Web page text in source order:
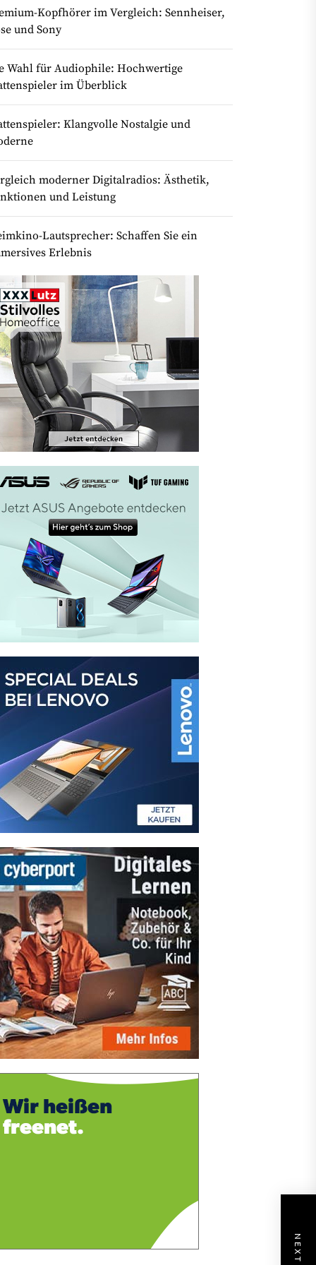
Kopfhörer im Vergleich: Sennheiser,
und Sony
Wahl für Audiophile: Hochwertige
im Überblick
Klangvolle Nostalgie und
moderner Digitalradios: Ästhetik,
und Leistung
Lautsprecher: Schaffen Sie ein
Erlebnis